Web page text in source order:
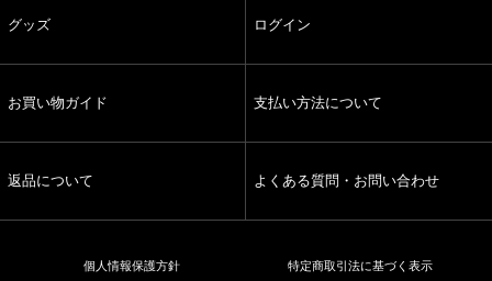
グッズ ログイン
お買い物ガイド 支払い方法について
返品について よくある質問・お問い合わせ
個人情報保護方針 特定商取引法に基づく表示